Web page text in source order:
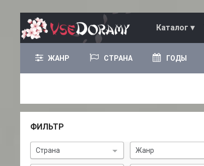
Каталог ▾
ЖАНР СТРАНА ГОДЫ
ФИЛЬТР
Страна Жанр